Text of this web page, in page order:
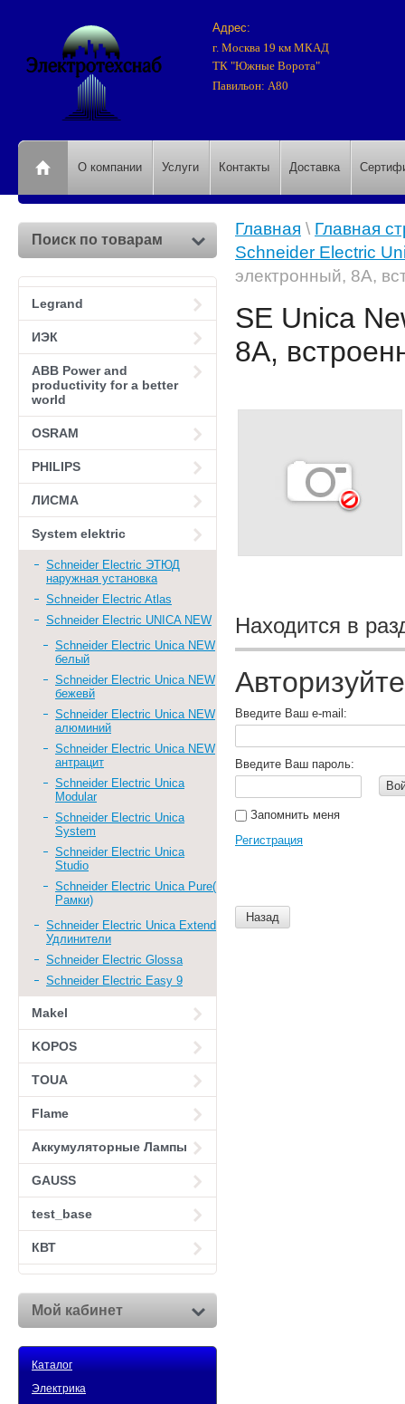
Адрес:
г. Москва 19 км МКАД
ТК "Южные Ворота"
Павильон: А80
О компании Услуги Контакты Доставка
Поиск по товарам
Legrand
ИЭК
АВВ Power and
productivity for a better
world
OSRAM
PHILIPS
ЛИСМА
System elektric
Schneider Electric ЭТЮД
наружная установка
Schneider Electric Atlas
Schneider Electric UNICA NEW
Schneider Electric Unica NEW
белый
Schneider Electric Unica NEW
бежевй
Schneider Electric Unica NEW
алюминий
Schneider Electric Unica NEW
антрацит
Schneider Electric Unica
Modular
Schneider Electric Unica
System
Schneider Electric Unica
Studio
Schneider Electric Unica Pure(
Рамки)
Schneider Electric Unica Extend
Удлинители
Schneider Electric Glossa
Schneider Electric Easy 9
Makel
KOPOS
TOUA
Flame
Аккумуляторные Лампы
GAUSS
test_base
КВТ
Мой кабинет
Каталог
Электрика
Главная \ Главная
Schneider Electric
электронный, 8А,
SE Unica
8А,
Находится в
Введите Ваш e-mail:
Введите Ваш пароль:
Запомнить меня
Регистрация
Назад